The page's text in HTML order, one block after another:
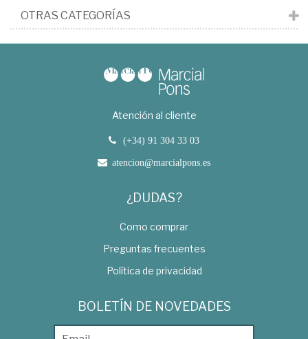
OTRAS CATEGORÍAS
Atención al cliente
(+34) 91 304 33 03
atencion@marcialpons.es
¿DUDAS?
Como comprar
Preguntas frecuentes
Política de privacidad
BOLETÍN DE NOVEDADES